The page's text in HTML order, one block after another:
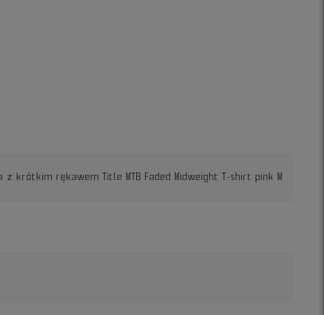
z krótkim rękawem Title MTB Faded Midweight T-shirt pink M